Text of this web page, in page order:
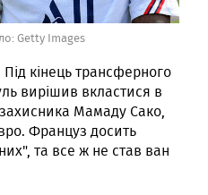
Getty Images
Під кінець трансферного
вирішив вкластися в
Мамаду Сако,
Француз досить
та все ж не став ван